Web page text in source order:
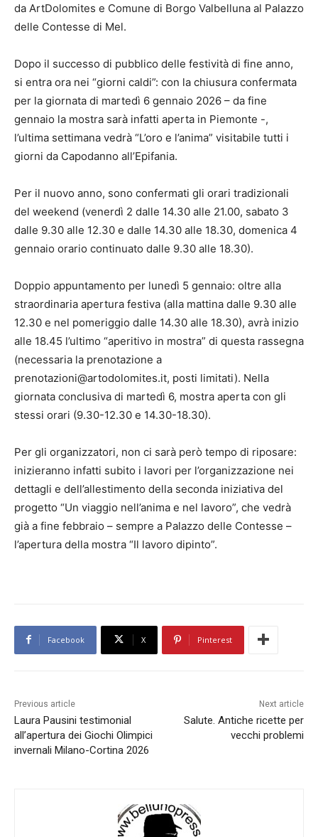
da ArtDolomites e Comune di Borgo Valbelluna al Palazzo
delle Contesse di Mel.
Dopo il successo di pubblico delle festività di fine anno,
si entra ora nei “giorni caldi”: con la chiusura confermata
per la giornata di martedì 6 gennaio 2026 – da fine
gennaio la mostra sarà infatti aperta in Piemonte -,
l’ultima settimana vedrà “L’oro e l’anima” visitabile tutti i
giorni da Capodanno all’Epifania.
Per il nuovo anno, sono confermati gli orari tradizionali
del weekend (venerdì 2 dalle 14.30 alle 21.00, sabato 3
dalle 9.30 alle 12.30 e dalle 14.30 alle 18.30, domenica 4
gennaio orario continuato dalle 9.30 alle 18.30).
Doppio appuntamento per lunedì 5 gennaio: oltre alla
straordinaria apertura festiva (alla mattina dalle 9.30 alle
12.30 e nel pomeriggio dalle 14.30 alle 18.30), avrà inizio
alle 18.45 l’ultimo “aperitivo in mostra” di questa rassegna
(necessaria la prenotazione a
prenotazioni@artodolomites.it, posti limitati). Nella
giornata conclusiva di martedì 6, mostra aperta con gli
stessi orari (9.30-12.30 e 14.30-18.30).
Per gli organizzatori, non ci sarà però tempo di riposare:
inizieranno infatti subito i lavori per l’organizzazione nei
dettagli e dell’allestimento della seconda iniziativa del
progetto “Un viaggio nell’anima e nel lavoro”, che vedrà
già a fine febbraio – sempre a Palazzo delle Contesse –
l’apertura della mostra “Il lavoro dipinto”.
Facebook X Pinterest
Previous article
Laura Pausini testimonial
all’apertura dei Giochi Olimpici
invernali Milano-Cortina 2026
Next article
Salute. Antiche ricette per
vecchi problemi